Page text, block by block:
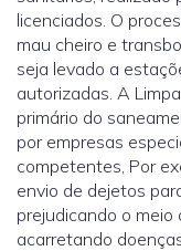
licenciados. O
mau cheiro e
seja levado a
autorizadas. A
primário do
por empresas
competentes, Por
envio de dejetos
prejudicando o
acarretando